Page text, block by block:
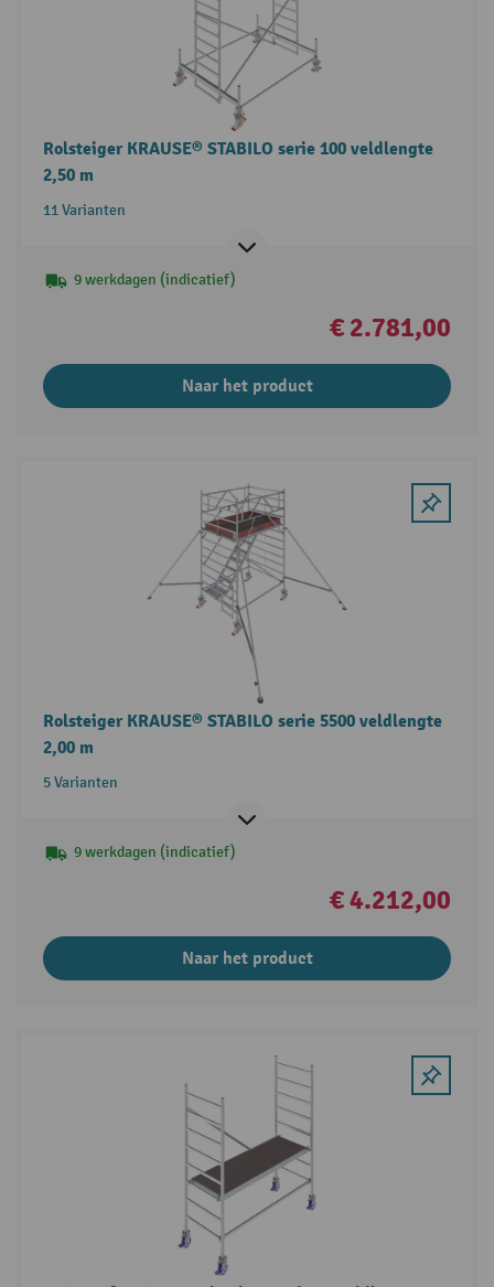
Rolsteiger KRAUSE® STABILO serie 100 veldlengte
2,50 m
11 Varianten
9 werkdagen (indicatief)
€ 2.781,00
Naar het product
Rolsteiger KRAUSE® STABILO serie 5500 veldlengte
2,00 m
5 Varianten
9 werkdagen (indicatief)
€ 4.212,00
Naar het product